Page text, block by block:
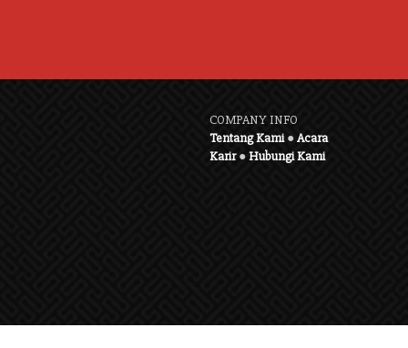
COMPANY INFO
Tentang Kami●Acara
Karir●Hubungi Kami